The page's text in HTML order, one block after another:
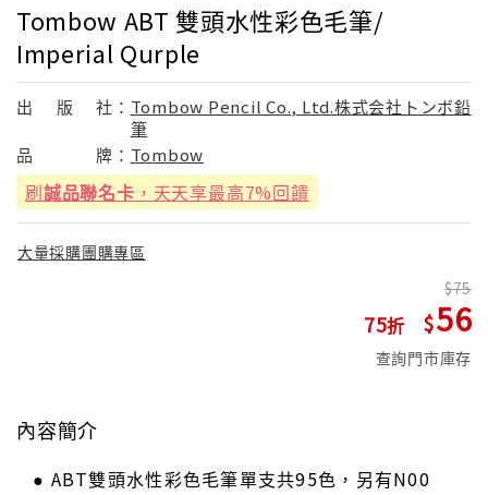
Tombow ABT 雙頭水性彩色毛筆/
Imperial Qurple
出 版 社： Tombow Pencil Co., Ltd.株式会社トンボ鉛
筆
品
牌： Tombow
刷誠品聯名卡 ，天天享最高7%回饋
大量採購團購專區
75
75
56
查詢門市庫存
內容簡介
● ABT雙頭水性彩色毛筆單支共95色，另有N00